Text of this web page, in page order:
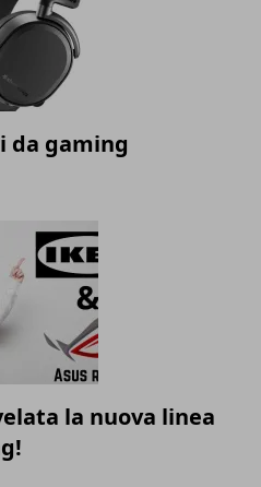
da gaming
la nuova linea